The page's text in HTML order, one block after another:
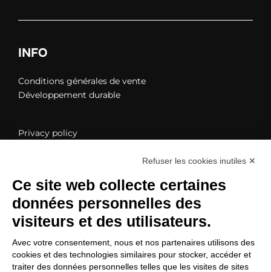
INFO
Conditions générales de vente
Développement durable
Privacy policy
Refuser les cookies inutiles ✕
Ce site web collecte certaines
données personnelles des
visiteurs et des utilisateurs.
Avec votre consentement, nous et nos partenaires utilisons des
cookies et des technologies similaires pour stocker, accéder et
traiter des données personnelles telles que les visites de sites